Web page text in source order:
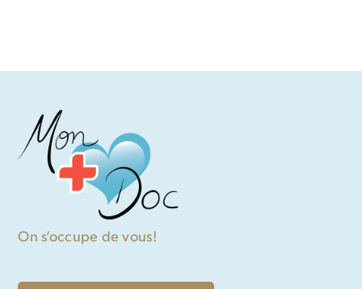
On s’occupe de vous!